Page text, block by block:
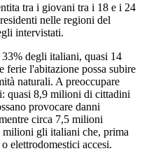
tra i giovani tra i 18 e i 24
nelle regioni del
intervistati.
degli italiani, quasi 14
ferie l'abitazione possa subire
naturali. A preoccupare
quasi 8,9 milioni di cittadini
provocare danni
circa 7,5 milioni
milioni gli italiani che, prima
elettrodomestici accesi.